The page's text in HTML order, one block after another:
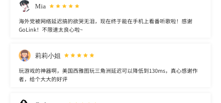
Mia
海外党被网络延迟搞的欲哭无泪，现在终于能在手机上看番听歌啦！感谢
GoLink！不限速太良心啦~
莉莉小姐
玩游戏的神器啊，美国西雅图玩三角洲延迟可以降低到130ms，真心感谢作
者，给个大大的好评